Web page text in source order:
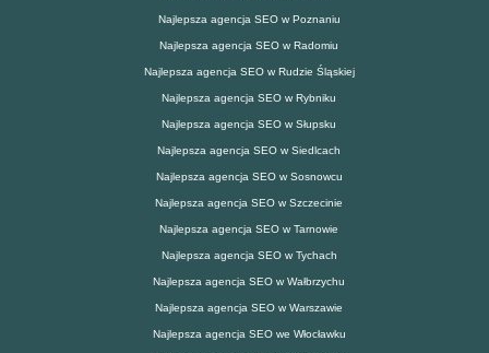
Najlepsza agencja SEO w Poznaniu
Najlepsza agencja SEO w Radomiu
Najlepsza agencja SEO w Rudzie Śląskiej
Najlepsza agencja SEO w Rybniku
Najlepsza agencja SEO w Słupsku
Najlepsza agencja SEO w Siedlcach
Najlepsza agencja SEO w Sosnowcu
Najlepsza agencja SEO w Szczecinie
Najlepsza agencja SEO w Tarnowie
Najlepsza agencja SEO w Tychach
Najlepsza agencja SEO w Wałbrzychu
Najlepsza agencja SEO w Warszawie
Najlepsza agencja SEO we Włocławku